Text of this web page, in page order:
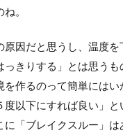
。
原因だと思うし、温度
っきりする」とは思うも
を作るのって簡単にはい
度以下にすれば良い」
に「ブレイクスルー」は